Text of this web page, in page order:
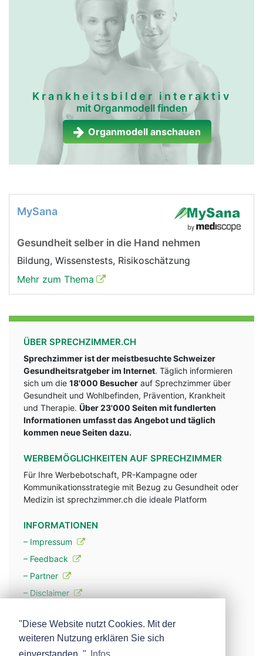
Krankheitsbilder interaktiv
mit Organmodell finden
Organmodell anschauen
MySana
Gesundheit selber in die Hand nehmen
Bildung, Wissenstests, Risikoschätzung
Mehr zum Thema
ÜBER SPRECHZIMMER.CH
Sprechzimmer ist der meistbesuchte Schweizer
Gesundheitsratgeber im Internet. Täglich informieren
sich um die 18'000 Besucher auf Sprechzimmer über
Gesundheit und Wohlbefinden, Prävention, Krankheit
und Therapie. Über 23'000 Seiten mit fundlerten
Informationen umfasst das Angebot und täglich
kommen neue Seiten dazu.
WERBEMÖGLICHKEITEN AUF SPRECHZIMMER
Für Ihre Werbebotschaft, PR-Kampagne oder
Kommunikationsstrategie mit Bezug zu Gesundheit oder
Medizin ist sprechzimmer.ch die ideale Platform
INFORMATIONEN
– Impressum
– Feedback
– Partner
– Disclaimer
– Werbung
"Diese Website nutzt Cookies. Mit der
weiteren Nutzung erklären Sie sich